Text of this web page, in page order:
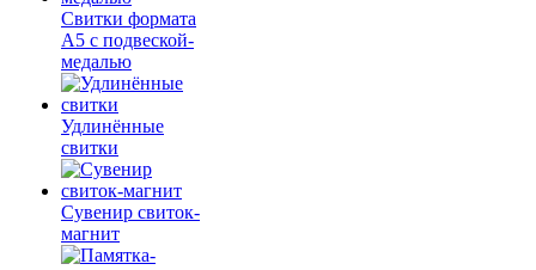
Свитки формата
А5 с подвеской-
медалью
Удлинённые
свитки
Сувенир свиток-
магнит